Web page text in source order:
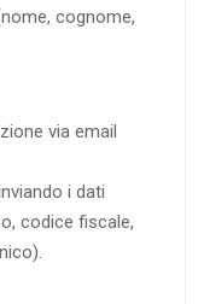
cognome,
via email
i dati
codice fiscale,